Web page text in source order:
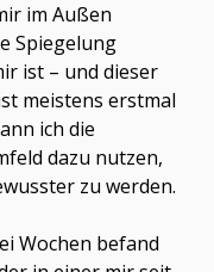
im Außen
Spiegelung
ist – und dieser
meistens erstmal
ich die
dazu nutzen,
zu werden.
Wochen befand